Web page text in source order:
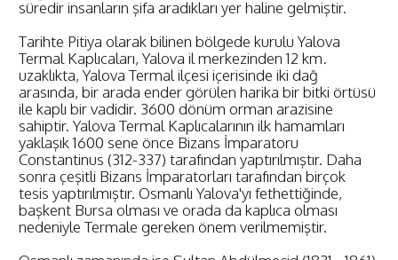
süredir insanların şifa aradıkları yer haline gelmiştir.
Tarihte Pitiya olarak bilinen bölgede kurulu Yalova
Termal Kaplıcaları, Yalova il merkezinden 12 km.
uzaklıkta, Yalova Termal ilçesi içerisinde iki dağ
arasında, bir arada ender görülen harika bir bitki örtüsü
ile kaplı bir vadidir. 3600 dönüm orman arazisine
sahiptir. Yalova Termal Kaplıcalarının ilk hamamları
yaklaşık 1600 sene önce Bizans İmparatoru
Constantinus (312-337) tarafından yaptırılmıştır. Daha
sonra çeşitli Bizans İmparatorları tarafından birçok
tesis yaptırılmıştır. Osmanlı Yalova'yı fethettiğinde,
başkent Bursa olması ve orada da kaplıca olması
nedeniyle Termale gereken önem verilmemiştir.